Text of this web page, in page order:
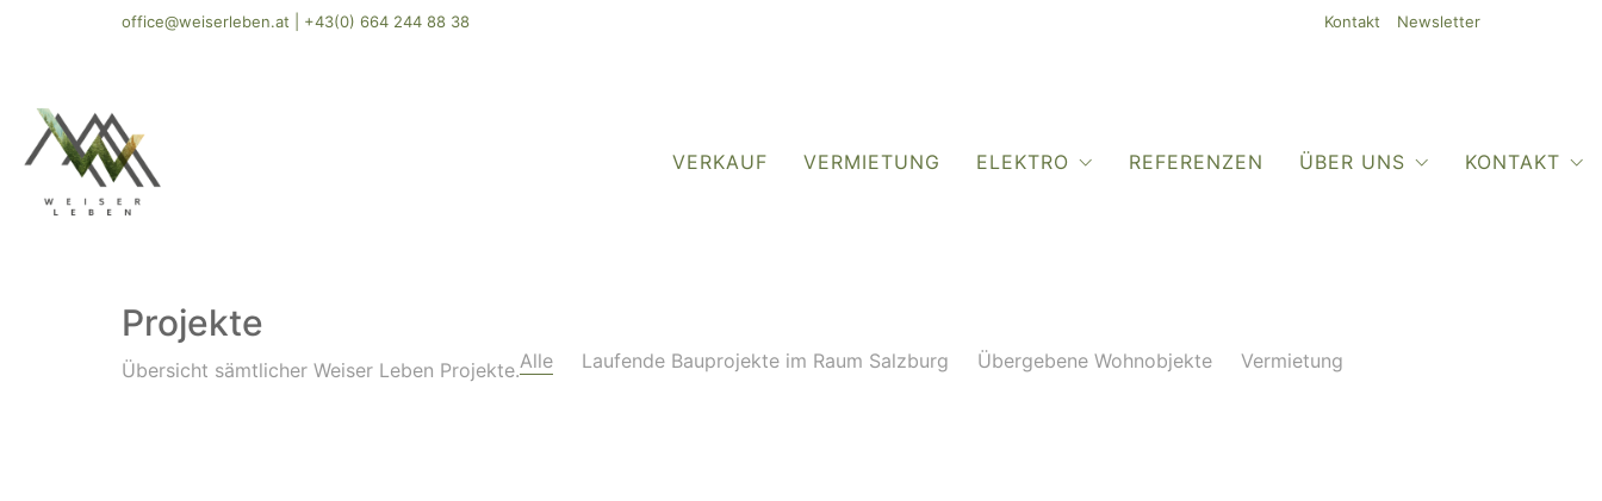
office@weiserleben.at +43(0) 664 244 88 38 Kontakt Newsletter
VERKAUF VERMIETUNG ELEKTRO REFERENZEN ÜBER UNS KONTAKT
Projekte
Übersicht sämtlicher Weiser Leben Projekte.Alle Laufende Bauprojekte im Raum Salzburg Übergebene Wohnobjekte Vermietung